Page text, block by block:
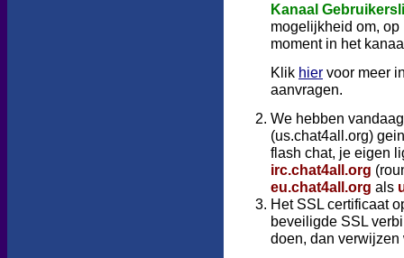
Kanaal
mogelijkheid om,
moment in het
Klik hier voor meer
aanvragen.
We hebben
(us.chat4all.org)
flash chat, je eigen
irc.chat4all.org
eu.chat4all.org als
Het SSL certificaat
beveiligde SSL
doen, dan